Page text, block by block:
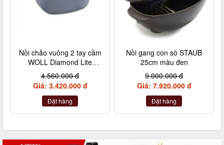
Nồi chảo vuông 2 tay cầm
WOLL Diamond Lite
28x28 cm có nắp
4.560.000 đ
Giá: 3.420.000 đ
Đặt hàng
Nồi gang con sò STAUB
25cm màu đen
9.000.000 đ
Giá: 7.920.000 đ
Đặt hàng